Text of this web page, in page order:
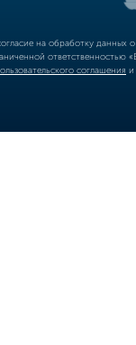
на обработку
соглашения и